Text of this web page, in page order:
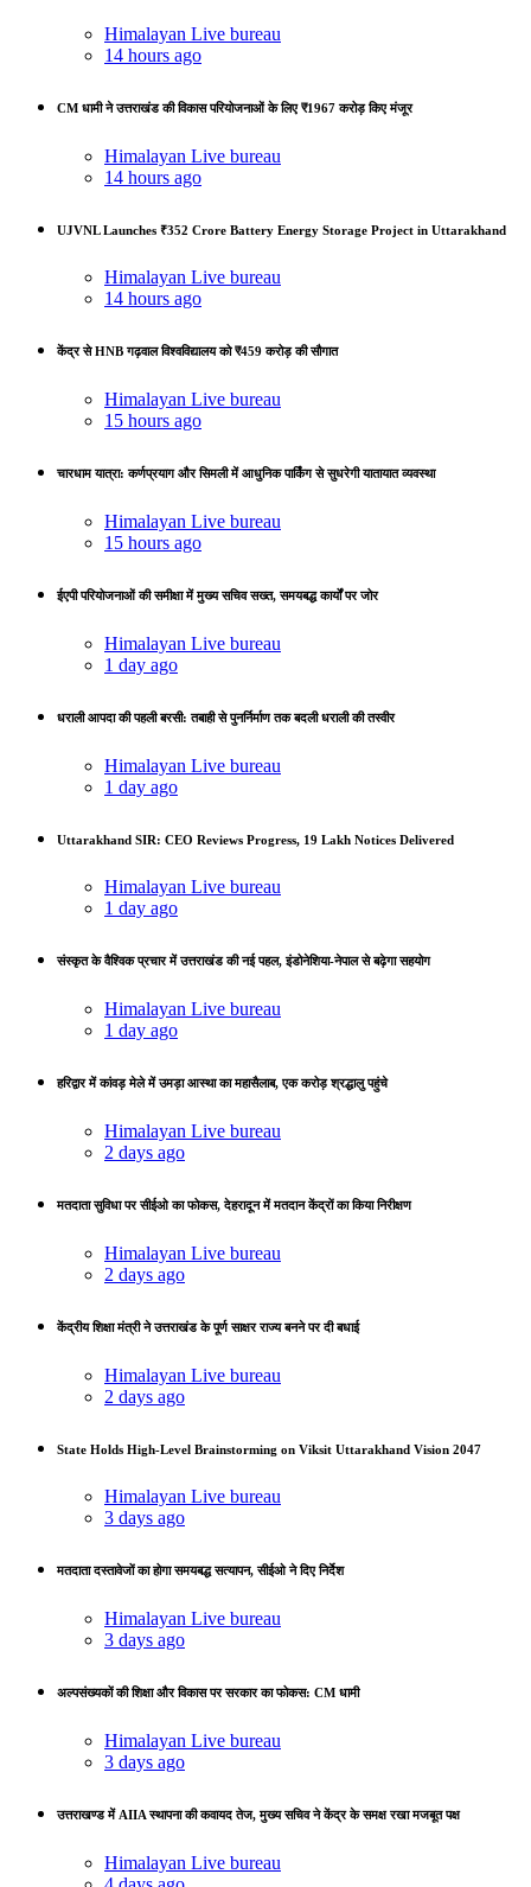
Himalayan Live bureau
14 hours ago
CM धामी ने उत्तराखंड की विकास परियोजनाओं के लिए ₹1967 करोड़ किए मंजूर
Himalayan Live bureau
14 hours ago
UJVNL Launches ₹352 Crore Battery Energy Storage Project in Uttarakhand
Himalayan Live bureau
14 hours ago
केंद्र से HNB गढ़वाल विश्वविद्यालय को ₹459 करोड़ की सौगात
Himalayan Live bureau
15 hours ago
चारधाम यात्रा: कर्णप्रयाग और सिमली में आधुनिक पार्किंग से सुधरेगी यातायात व्यवस्था
Himalayan Live bureau
15 hours ago
ईएपी परियोजनाओं की समीक्षा में मुख्य सचिव सख्त, समयबद्ध कार्यों पर जोर
Himalayan Live bureau
1 day ago
धराली आपदा की पहली बरसी: तबाही से पुनर्निर्माण तक बदली धराली की तस्वीर
Himalayan Live bureau
1 day ago
Uttarakhand SIR: CEO Reviews Progress, 19 Lakh Notices Delivered
Himalayan Live bureau
1 day ago
संस्कृत के वैश्विक प्रचार में उत्तराखंड की नई पहल, इंडोनेशिया-नेपाल से बढ़ेगा सहयोग
Himalayan Live bureau
1 day ago
हरिद्वार में कांवड़ मेले में उमड़ा आस्था का महासैलाब, एक करोड़ श्रद्धालु पहुंचे
Himalayan Live bureau
2 days ago
मतदाता सुविधा पर सीईओ का फोकस, देहरादून में मतदान केंद्रों का किया निरीक्षण
Himalayan Live bureau
2 days ago
केंद्रीय शिक्षा मंत्री ने उत्तराखंड के पूर्ण साक्षर राज्य बनने पर दी बधाई
Himalayan Live bureau
2 days ago
State Holds High-Level Brainstorming on Viksit Uttarakhand Vision 2047
Himalayan Live bureau
3 days ago
मतदाता दस्तावेजों का होगा समयबद्ध सत्यापन, सीईओ ने दिए निर्देश
Himalayan Live bureau
3 days ago
अल्पसंख्यकों की शिक्षा और विकास पर सरकार का फोकस: CM धामी
Himalayan Live bureau
3 days ago
उत्तराखण्ड में AIIA स्थापना की कवायद तेज, मुख्य सचिव ने केंद्र के समक्ष रखा मजबूत पक्ष
Himalayan Live bureau